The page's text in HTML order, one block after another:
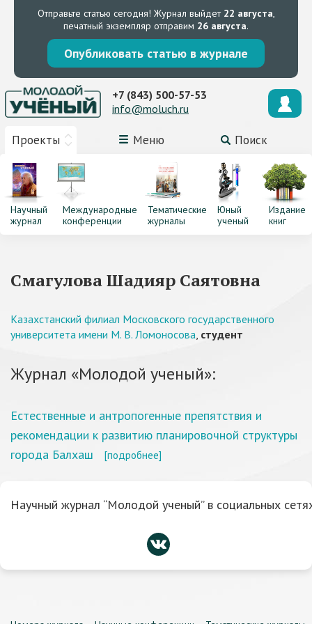
Отправьте статью сегодня! Журнал выйдет 22 августа,
печатный экземпляр отправим 26 августа.
Опубликовать статью в журнале
Проекты Меню Поиск
+7 (843) 500-57-53
info@moluch.ru
Научный
журнал
Международные
конференции
Тематические
журналы
Юный
ученый
Издание
книг
Смагулова Шадияр Саятовна
Казахстанский филиал Московского государственного
университета имени М. В. Ломоносова, студент
Журнал «Молодой ученый»:
Естественные и антропогенные препятствия и
рекомендации к развитию планировочной структуры
города Балхаш
[подробнее]
Научный журнал “Молодой ученый” в социальных